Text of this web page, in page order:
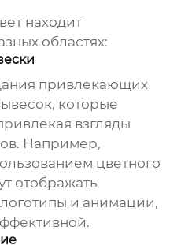
находит
областях:
привлекающих
которые
взгляды
Например,
цветного
отображать
и анимации,